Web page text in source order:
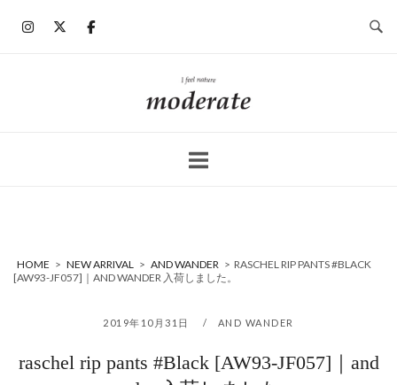
ホ
ー
HOME > NEW ARRIVAL > AND WANDER > RASCHEL RIP PANTS #BLACK
[AW93-JF057]｜AND WANDER 入荷しました。
2019年10月31日 AND WANDER
raschel rip pants #Black [AW93-JF057]｜and